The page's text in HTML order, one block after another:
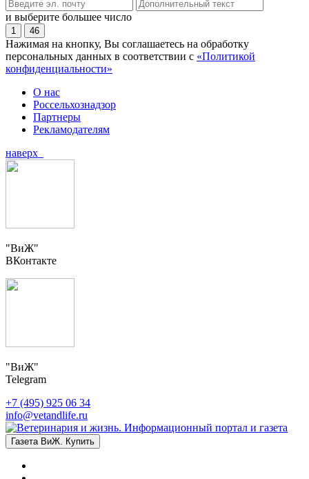
и выберите большее число
1 46
Нажимая на кнопку, Вы соглашаетесь на обработку
персональных данных в соответствии с «Политикой
конфиденциальности»
О нас
Россельхознадзор
Партнеры
Рекламодателям
наверх
"ВиЖ"
ВКонтакте
"ВиЖ"
Telegram
+7 (495) 925 06 34
info@vetandlife.ru
Газета ВиЖ. Купить